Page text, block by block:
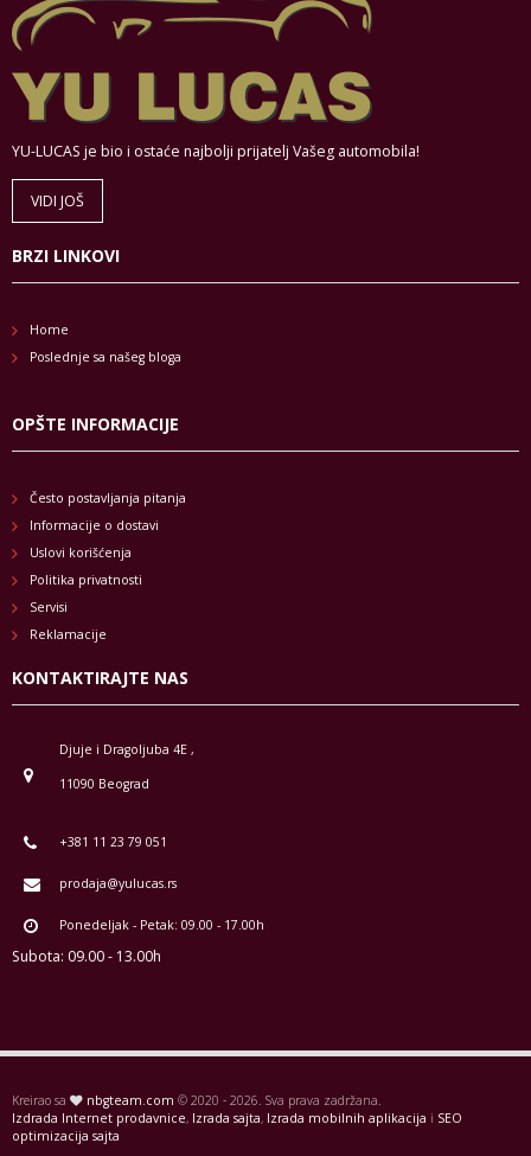
YU-LUCAS je bio i ostaće najbolji prijatelj Vašeg automobila!
VIDI JOŠ
BRZI LINKOVI
Home
Poslednje sa našeg bloga
OPŠTE INFORMACIJE
Često postavljanja pitanja
Informacije o dostavi
Uslovi korišćenja
Politika privatnosti
Servisi
Reklamacije
KONTAKTIRAJTE NAS
Djuje i Dragoljuba 4E ,
11090 Beograd
+381 11 23 79 051
prodaja@yulucas.rs
Ponedeljak - Petak: 09.00 - 17.00h
Subota: 09.00 - 13.00h
Kreirao sa nbgteam.com © 2020 - 2026. Sva prava zadržana.
Izdrada Internet prodavnice, Izrada sajta, Izrada mobilnih aplikacija i SEO
optimizacija sajta